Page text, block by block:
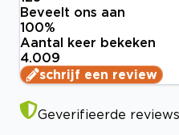
Beveelt ons aan
100%
Aantal keer bekeken
4.009
schrijf een review
Geverifieerde reviews